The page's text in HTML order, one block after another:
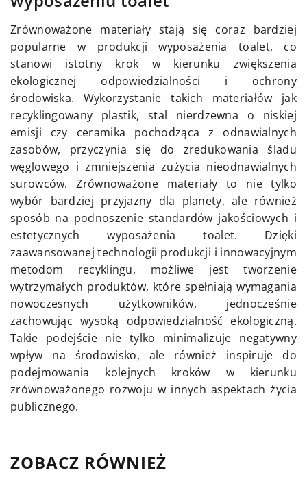
Zrównoważone materiały stają się coraz bardziej
popularne w produkcji wyposażenia toalet, co
stanowi istotny krok w kierunku zwiększenia
ekologicznej odpowiedzialności i ochrony
środowiska. Wykorzystanie takich materiałów jak
recyklingowany plastik, stal nierdzewna o niskiej
emisji czy ceramika pochodząca z odnawialnych
zasobów, przyczynia się do zredukowania śladu
węglowego i zmniejszenia zużycia nieodnawialnych
surowców. Zrównoważone materiały to nie tylko
wybór bardziej przyjazny dla planety, ale również
sposób na podnoszenie standardów jakościowych i
estetycznych wyposażenia toalet. Dzięki
zaawansowanej technologii produkcji i innowacyjnym
metodom recyklingu, możliwe jest tworzenie
wytrzymałych produktów, które spełniają wymagania
nowoczesnych użytkowników, jednocześnie
zachowując wysoką odpowiedzialność ekologiczną.
Takie podejście nie tylko minimalizuje negatywny
wpływ na środowisko, ale również inspiruje do
podejmowania kolejnych kroków w kierunku
zrównoważonego rozwoju w innych aspektach życia
publicznego.
ZOBACZ RÓWNIEŻ